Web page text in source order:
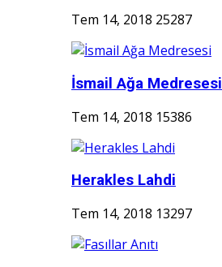
Tem 14, 2018 25287
İsmail Ağa Medresesi
Tem 14, 2018 15386
Herakles Lahdi
Tem 14, 2018 13297